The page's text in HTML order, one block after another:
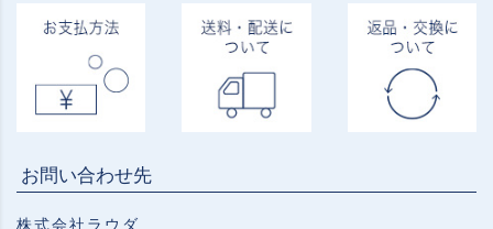
お問い合わせ先
株式会社ラウダ